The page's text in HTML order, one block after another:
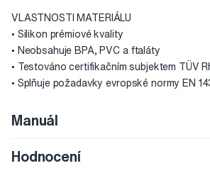
VLASTNOSTI MATERIÁLU
• Silikon prémiové kvality
• Neobsahuje BPA, PVC a ftaláty
• Testováno certifikačním subjektem TÜV
• Splňuje požadavky evropské normy EN
Manuál
Hodnocení